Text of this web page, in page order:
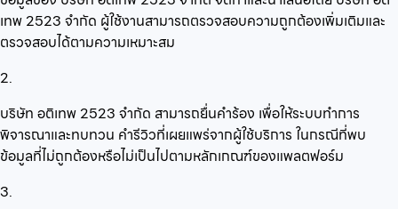
เทพ 2523 จำกัด ผู้ใช้งานสามารถตรวจสอบความถูกต้องเพิ่มเติมและ
ตรวจสอบได้ตามความเหมาะสม
2.
บริษัท อติเทพ 2523 จำกัด สามารถยื่นคำร้อง เพื่อให้ระบบทำการ
พิจารณาและทบทวน คำรีวิวที่เผยแพร่จากผู้ใช้บริการ ในกรณีที่พบ
ข้อมูลที่ไม่ถูกต้องหรือไม่เป็นไปตามหลักเกณฑ์ของแพลตฟอร์ม
3.